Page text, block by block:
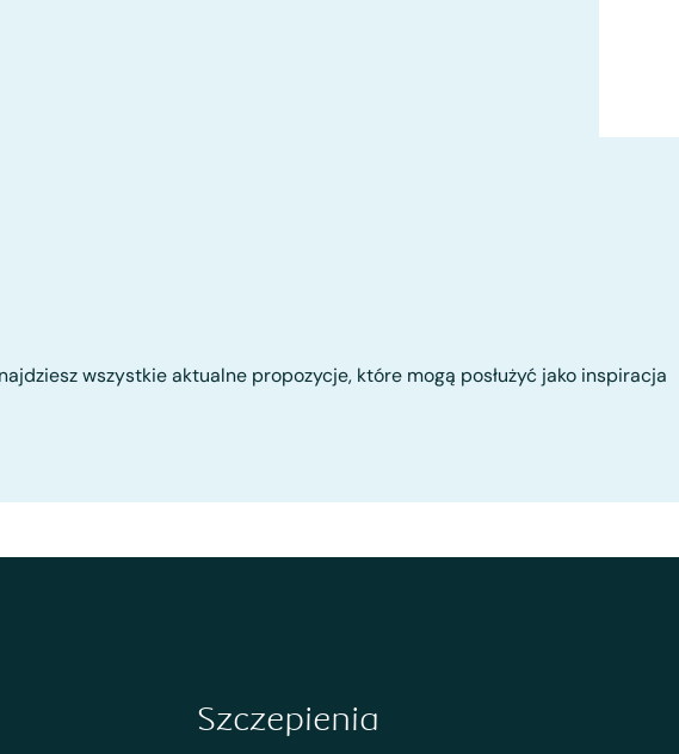
wszystkie aktualne propozycje, które mogą posłużyć jako inspiracja
Szczepienia